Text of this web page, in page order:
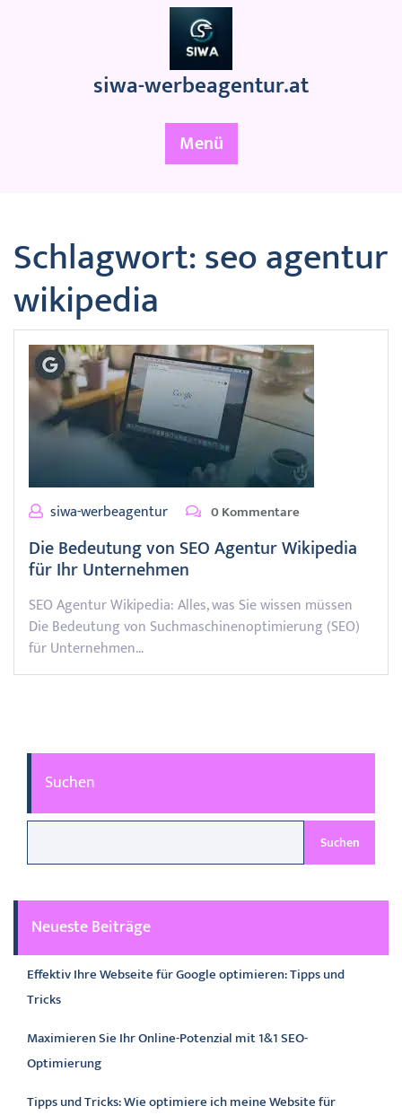
siwa-werbeagentur.at
Menü
Schlagwort:seo agentur
wikipedia
siwa-werbeagentur 0 Kommentare
Die Bedeutung von SEO Agentur Wikipedia
für Ihr Unternehmen
SEO Agentur Wikipedia: Alles, was Sie wissen müssen
Die Bedeutung von Suchmaschinenoptimierung (SEO)
für Unternehmen…
Suchen
Suchen
Neueste Beiträge
Effektiv Ihre Webseite für Google optimieren: Tipps und
Tricks
Maximieren Sie Ihr Online-Potenzial mit 1&1 SEO-
Optimierung
Tipps und Tricks: Wie optimiere ich meine Website für